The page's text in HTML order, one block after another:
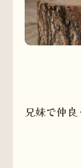
兄妹で仲